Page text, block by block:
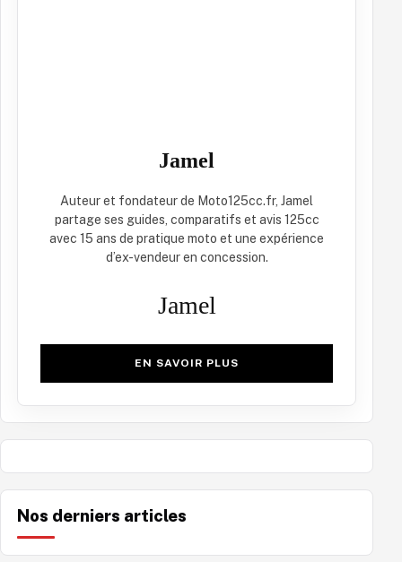
Jamel
Auteur et fondateur de Moto125cc.fr, Jamel
partage ses guides, comparatifs et avis 125cc
avec 15 ans de pratique moto et une expérience
d’ex-vendeur en concession.
Jamel
EN SAVOIR PLUS
Nos derniers articles